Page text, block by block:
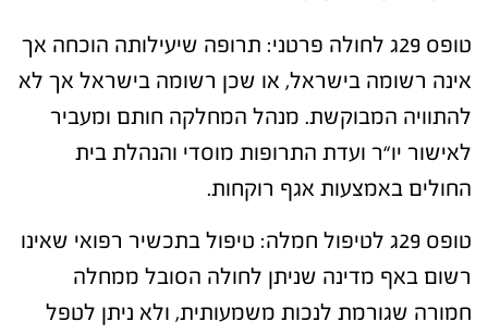
טופס 29ג לחולה פרטני
: תרופה שיעילותה הוכחה אך
אינה רשומה בישראל, או שכן רשומה בישראל אך לא
להתוויה המבוקשת. מנהל המחלקה חותם ומעביר
לאישור יו“ר ועדת התרופות מוסדי והנהלת בית
החולים באמצעות אגף רוקחות.
טופס 29ג לטיפול חמלה: טיפול בתכשיר רפואי שאינו
רשום באף מדינה שניתן לחולה הסובל ממחלה
חמורה שגורמת לנכות משמעותית, ולא ניתן לטפל